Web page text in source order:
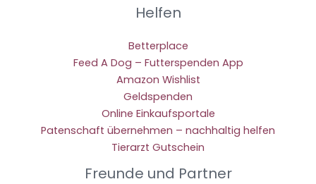
Helfen
Betterplace
Feed A Dog – Futterspenden App
Amazon Wishlist
Geldspenden
Online Einkaufsportale
Patenschaft übernehmen – nachhaltig helfen
Tierarzt Gutschein
Freunde und Partner